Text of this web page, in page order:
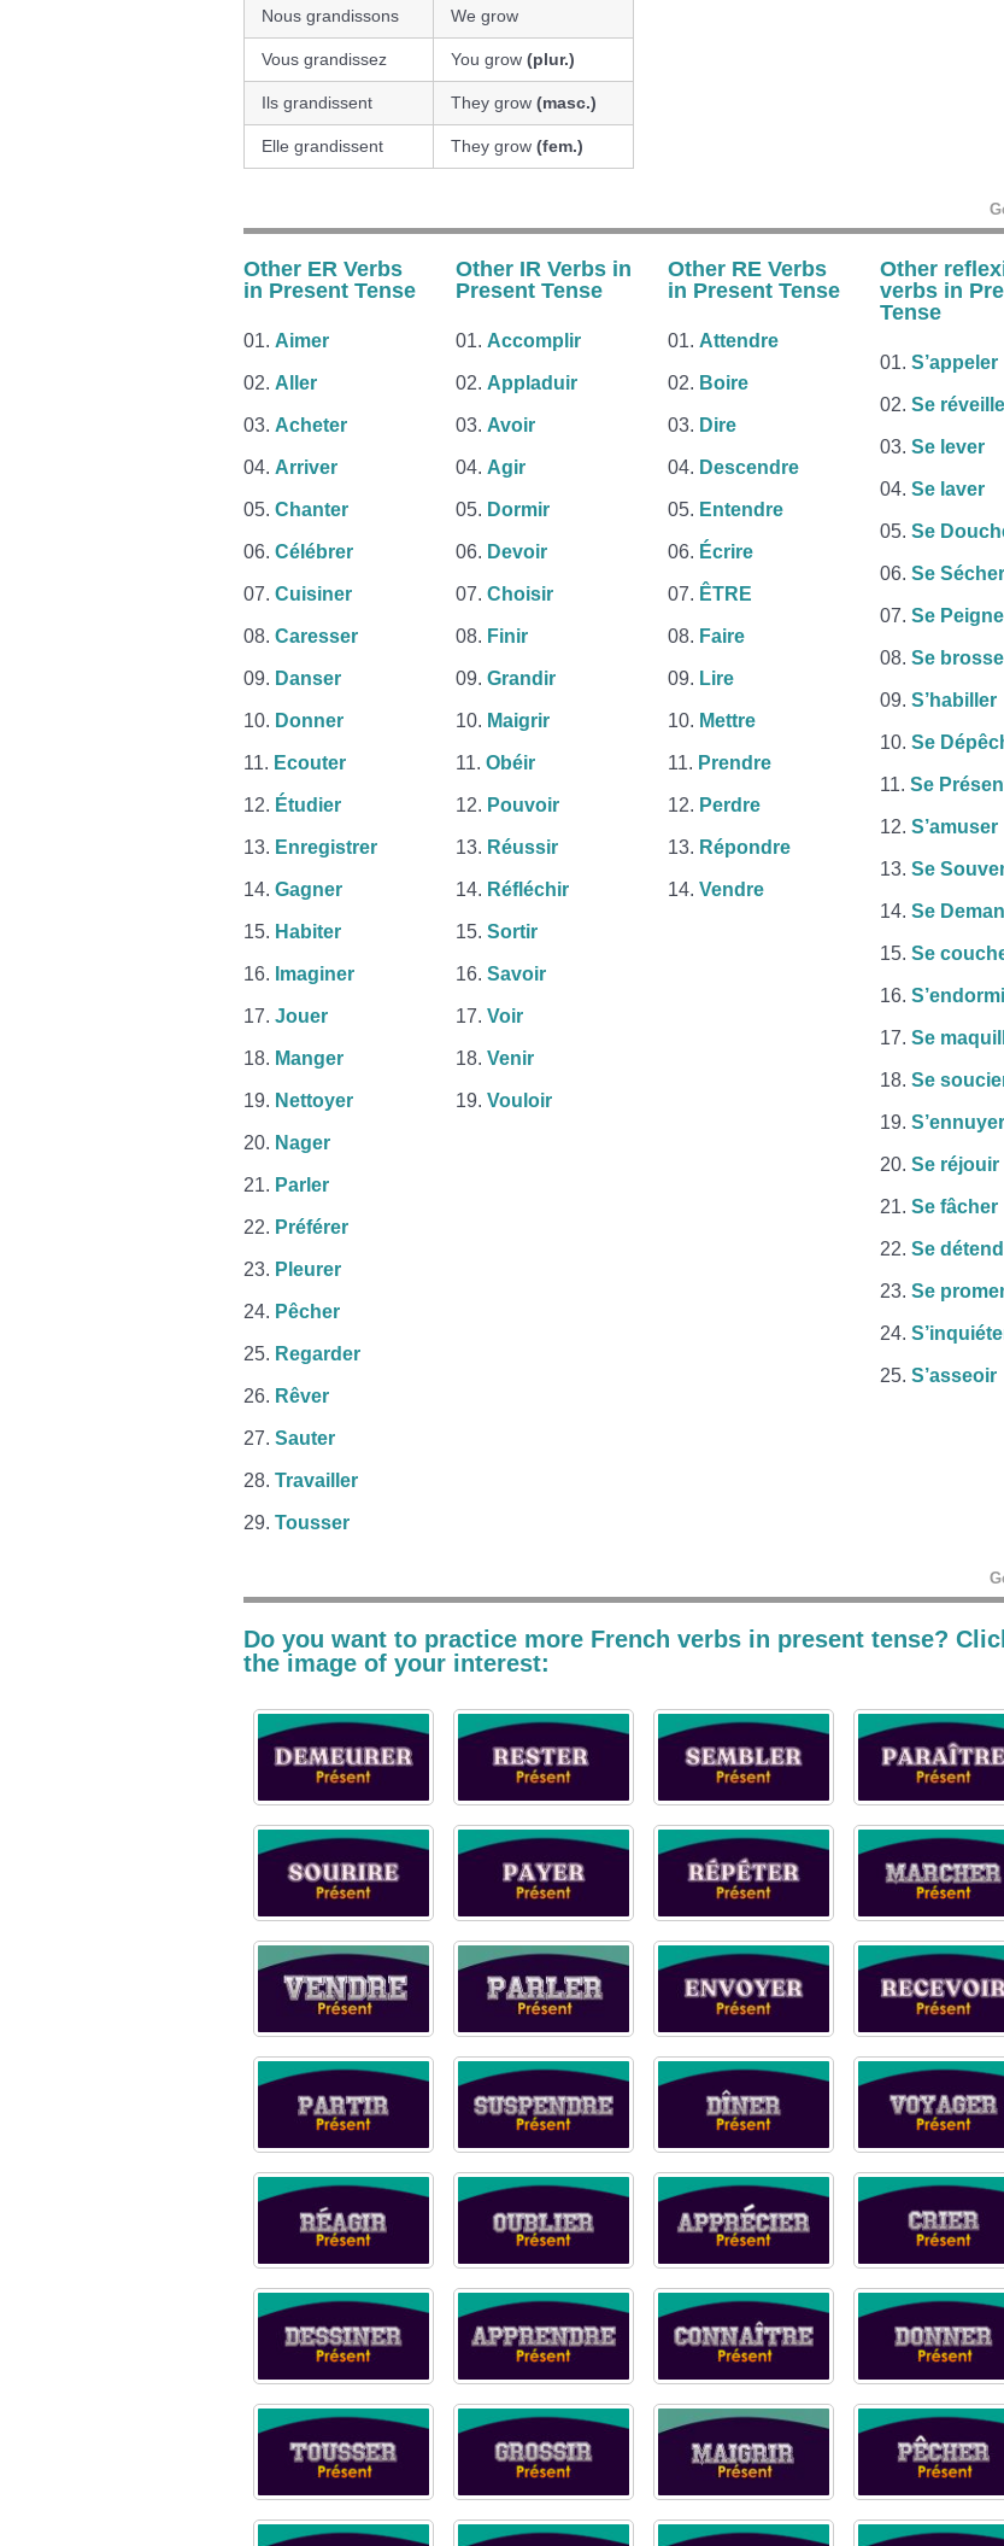
Nous grandissons We grow
Vous grandissez You grow (plur.)
Ils grandissent They grow (masc.)
Elle grandissent They grow (fem.)
Other ER Verbs
in Present Tense
Aimer
Aller
Acheter
Arriver
Chanter
Célébrer
Cuisiner
Caresser
Danser
Donner
Ecouter
Étudier
Enregistrer
Gagner
Habiter
Imaginer
Jouer
Manger
Nettoyer
Nager
Parler
Préférer
Pleurer
Pêcher
Regarder
Rêver
Sauter
Travailler
Tousser
Other IR Verbs in
Present Tense
Accomplir
Appladuir
Avoir
Agir
Dormir
Devoir
Choisir
Finir
Grandir
Maigrir
Obéir
Pouvoir
Réussir
Réfléchir
Sortir
Savoir
Voir
Venir
Vouloir
Other RE Verbs
in Present Tense
Attendre
Boire
Dire
Descendre
Entendre
Écrire
ÊTRE
Faire
Lire
Mettre
Prendre
Perdre
Répondre
Vendre
Other
verbsin
Tense
S’appeler
Se
Se lever
Se laver
Se
Se Sécher
Se
Se
S’habiller
Se
Se
S’amuser
Se
Se
Se
Se
Se
S’ennuyer
Se réjouir
Se fâcher
Se
Se
S’asseoir
Do you want to practice more French verbs in present tense?
the image of your interest: